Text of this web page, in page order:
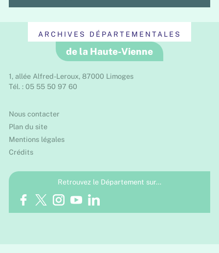
ARCHIVES DÉPARTEMENTALES
de la Haute-Vienne
1, allée Alfred-Leroux, 87000 Limoges
Tél. : 05 55 50 97 60
Nous contacter
Plan du site
Mentions légales
Crédits
Retrouvez le Département sur…
Facebook
TwitterInstagram
Youtube